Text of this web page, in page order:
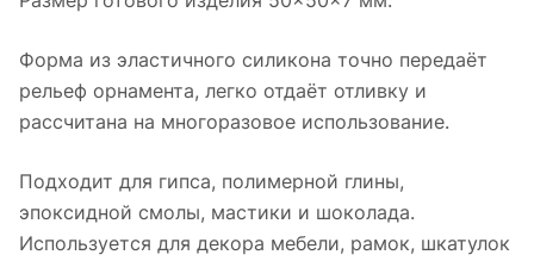
Форма из эластичного силикона точно передаёт
рельеф орнамента, легко отдаёт отливку и
рассчитана на многоразовое использование.
Подходит для гипса, полимерной глины,
эпоксидной смолы, мастики и шоколада.
Используется для декора мебели, рамок, шкатулок